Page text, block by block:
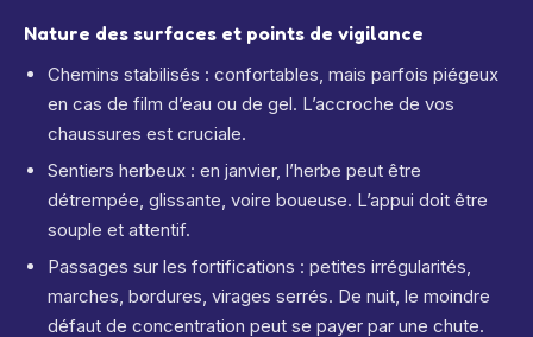
Nature des surfaces et points de vigilance
Chemins stabilisés : confortables, mais parfois piégeux
en cas de film d’eau ou de gel. L’accroche de vos
chaussures est cruciale.
Sentiers herbeux : en janvier, l’herbe peut être
détrempée, glissante, voire boueuse. L’appui doit être
souple et attentif.
Passages sur les fortifications : petites irrégularités,
marches, bordures, virages serrés. De nuit, le moindre
défaut de concentration peut se payer par une chute.